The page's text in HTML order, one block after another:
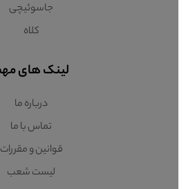
جاسوئیچی
کلاه
لینک های مهم
درباره ما
تماس با ما
قوانین و مقررات
لیست شعب